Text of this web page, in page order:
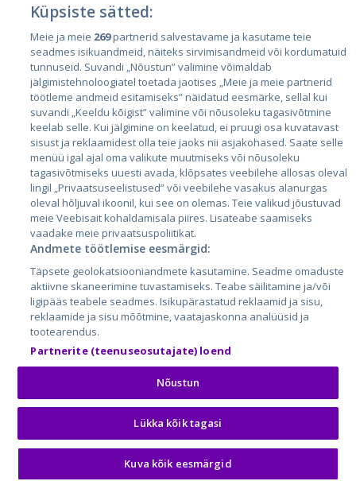
Страны
Эстония
Латвия
Литва
City24.lv
City24.ee
GetaPro.lv
GetaPro.ee
Skelbiu.lt
Autoplius.lt
Aruodas.lt
CVbankas.lt
Kainos.lt
Paslaugos.lt
auto24.ee
Osta.ee
KuldneBörs.ee
Küpsiste sätted:
Meie ja meie 269partnerid salvestavame ja kasutame teie
seadmes isikuandmeid, näiteks sirvimisandmeid või kordumatuid
tunnuseid. Suvandi „Nõustun” valimine võimaldab
jälgimistehnoloogiatel toetada jaotises „Meie ja meie partnerid
töötleme andmeid esitamiseks” näidatud eesmärke, sellal kui
suvandi „Keeldu kõigist” valimine või nõusoleku tagasivõtmine
keelab selle. Kui jälgimine on keelatud, ei pruugi osa kuvatavast
sisust ja reklaamidest olla teie jaoks nii asjakohased. Saate selle
menüü igal ajal oma valikute muutmiseks või nõusoleku
tagasivõtmiseks uuesti avada, klõpsates veebilehe allosas oleval
lingil „Privaatsuseelistused” või veebilehe vasakus alanurgas
oleval hõljuval ikoonil, kui see on olemas. Teie valikud jõustuvad
meie Veebisait kohaldamisala piires. Lisateabe saamiseks
vaadake meie privaatsuspoliitikat.
Andmete töötlemise eesmärgid:
Täpsete geolokatsiooniandmete kasutamine. Seadme omaduste
aktiivne skaneerimine tuvastamiseks. Teabe säilitamine ja/või
ligipääs teabele seadmes. Isikupärastatud reklaamid ja sisu,
reklaamide ja sisu mõõtmine, vaatajaskonna analüüsid ja
tootearendus.
Partnerite (teenuseosutajate) loend
Nõustun
Lükka kõik tagasi
Kuva kõik eesmärgid